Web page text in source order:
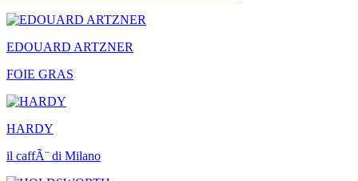
EDOUARD ARTZNER
FOIE GRAS
HARDY
il caffÃ¨ di Milano